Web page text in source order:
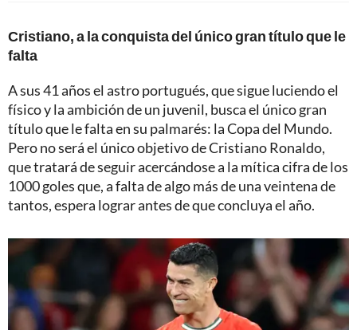
Cristiano, a la conquista del único gran título que le
falta
A sus 41 años el astro portugués, que sigue luciendo el
físico y la ambición de un juvenil, busca el único gran
título que le falta en su palmarés: la Copa del Mundo.
Pero no será el único objetivo de Cristiano Ronaldo,
que tratará de seguir acercándose a la mítica cifra de los
1000 goles que, a falta de algo más de una veintena de
tantos, espera lograr antes de que concluya el año.